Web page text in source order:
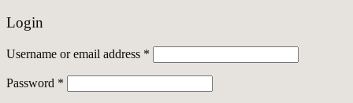
Login
Username or email address *
Password *